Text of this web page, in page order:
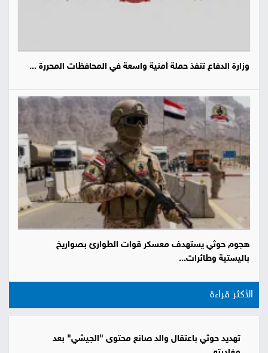
وزارة الدفاع تنفذ حملة أمنية واسعة في المحافظات المحررة ...
هجوم حوثي يستهدف معسكر قوات الطوارئ بصواريخ
باليستية وطائرات...
الأكثر قراءة
تهديد حوثي باعتقال والد صانع محتوى "الجيشي" بعد